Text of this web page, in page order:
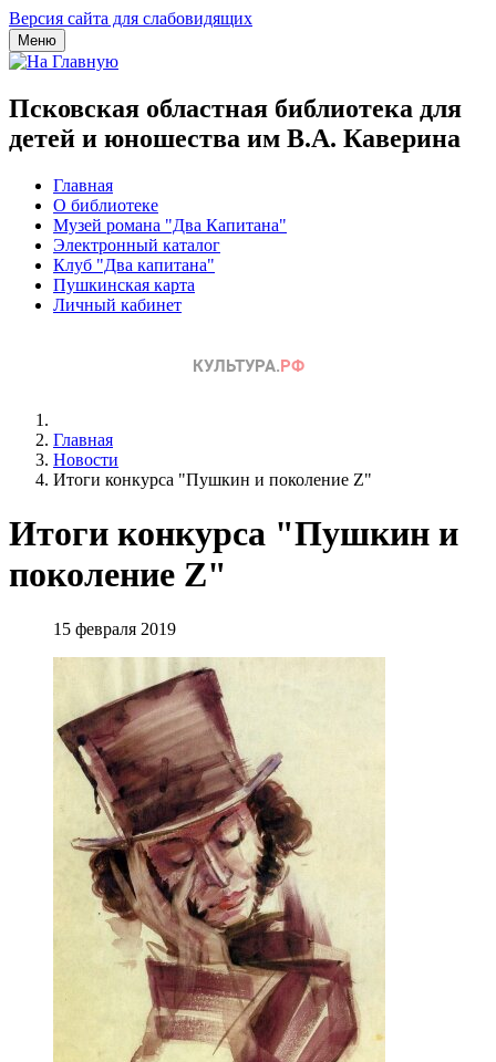
Версия сайта для слабовидящих
Меню
Псковская областная библиотека для
детей и юношества им В.А. Каверина
Главная
О библиотеке
Музей романа "Два Капитана"
Электронный каталог
Клуб "Два капитана"
Пушкинская карта
Личный кабинет
Главная
Новости
Итоги конкурса "Пушкин и поколение Z"
Итоги конкурса "Пушкин и
поколение Z"
15 февраля 2019